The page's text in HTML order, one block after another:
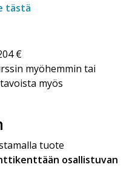
tästä
€
myöhemmin tai
myös
tuote
osallistuvan